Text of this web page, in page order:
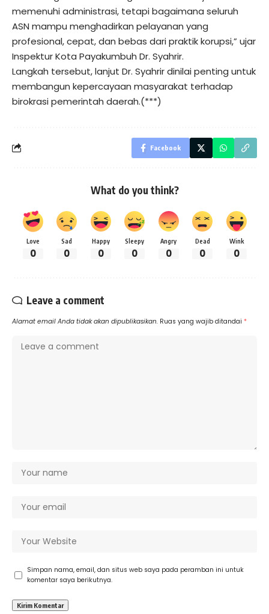
memenuhi administrasi, tetapi bagaimana seluruh
ASN mampu menghadirkan pelayanan yang
profesional, cepat, dan bebas dari praktik korupsi,” ujar
Inspektur Kota Payakumbuh Dr. Syahrir.
Langkah tersebut, lanjut Dr. Syahrir dinilai penting untuk
membangun kepercayaan masyarakat terhadap
birokrasi pemerintah daerah.(***)
Facebook
What do you think?
Love
0
Sad
0
Happy
0
Sleepy
0
Angry
0
Dead
0
Wink
0
Leave a comment
Alamat email Anda tidak akan dipublikasikan. Ruas yang wajib ditandai *
Simpan nama, email, dan situs web saya pada peramban ini untuk
komentar saya berikutnya.